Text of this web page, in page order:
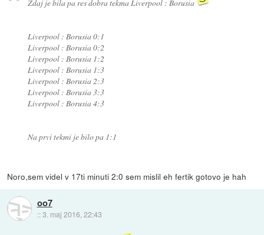
Zdaj je bila pa res dobra tekma Liverpool : Borusia
Liverpool : Borusia 0:1
Liverpool : Borusia 0:2
Liverpool : Borusia 1:2
Liverpool : Borusia 1:3
Liverpool : Borusia 2:3
Liverpool : Borusia 3:3
Liverpool : Borusia 4:3
Na prvi tekmi je bilo pa 1:1
Noro,sem videl v 17ti minuti 2:0 sem mislil eh fertik gotovo je hah
oo7
::3. maj 2016, 22:43